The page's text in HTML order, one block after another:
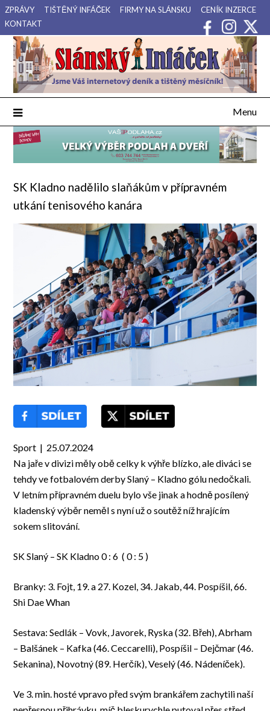
Přejdi
na
obsah
ZPRÁVY TIŠTĚNÝ INFÁČEK FIRMY NA SLÁNSKU
CENÍK INZERCE
KONTAKT
Slánský Infáček
Váš internetový deník a tištěný měsíčník pro Slánsko, Kladensko
a Lounsko.
Menu
SK Kladno nadělilo slaňákům v přípravném
utkání tenisového kanára
Sport | 25.07.2024
Na jaře v divizi měly obě celky k výhře blízko, ale diváci se
tehdy ve fotbalovém derby Slaný – Kladno gólu nedočkali.
V letním přípravném duelu bylo vše jinak a hodně posílený
kladenský výběr neměl s nyní už o soutěž níž hrajícím
sokem slitování.
SK Slaný – SK Kladno 0 : 6 ( 0 : 5 )
Branky: 3. Fojt, 19. a 27. Kozel, 34. Jakab, 44. Pospíšil, 66.
Shi Dae Whan
Sestava: Sedlák – Vovk, Javorek, Ryska (32. Břeh), Abrham
– Balšánek – Kafka (46. Ceccarelli), Pospíšil – Dejčmar (46.
Sekanina), Novotný (89. Herčík), Veselý (46. Nádeníček).
Ve 3. min. hosté vpravo před svým brankářem zachytili naší